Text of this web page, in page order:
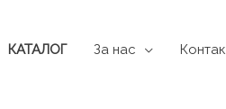
КАТАЛОГ За нас